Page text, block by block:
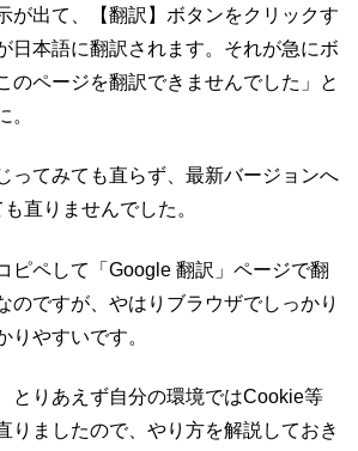
が出て、【翻訳】ボタンをクリックす
日本語に翻訳されます。それが急にボ
のページを翻訳できませんでした」と
。
ってみても直らず、最新バージョンへ
直りませんでした。
ピペして「Google 翻訳」ページで翻
のですが、やはりブラウザでしっかり
りやすいです。
とりあえず自分の環境ではCookie等
りましたので、やり方を解説しておき